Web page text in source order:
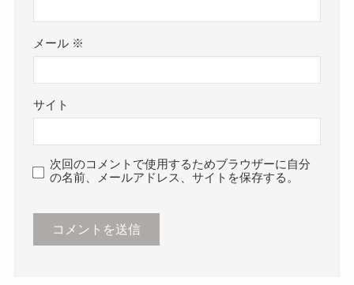
メール ※
サイト
次回のコメントで使用するためブラウザーに自分
の名前、メールアドレス、サイトを保存する。